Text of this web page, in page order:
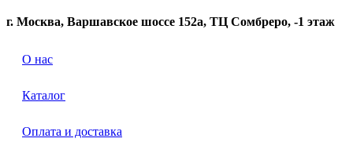
г. Москва, Варшавское шоссе 152а, ТЦ Сомбреро, -1 этаж
О нас
Каталог
Оплата и доставка